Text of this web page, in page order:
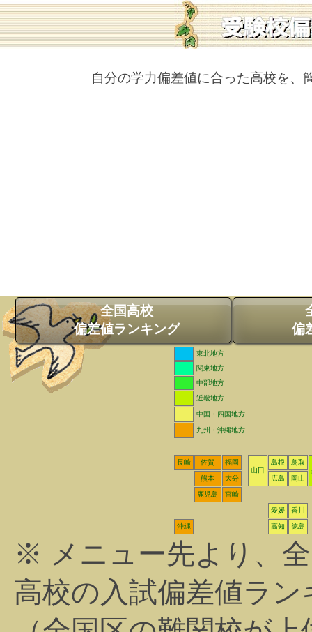
自分の学力偏差値に合った高校を、
全国高校
偏差値ランキング
偏
東北地方
関東地方
中部地方
近畿地方
中国・四国地方
九州・沖縄地方
長崎 佐賀
福岡
山口
島根
鳥取
熊本
大分 広島 岡山
鹿児島 宮崎
愛媛 香川
沖縄 高知 徳島
※ メニュー先より、
高校の入試偏差値ラ